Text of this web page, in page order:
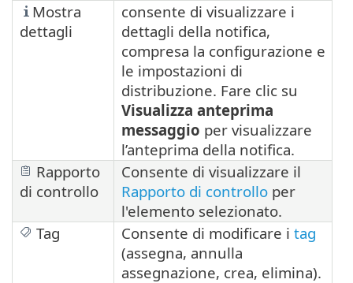
Mostra
dettagli
consente di visualizzare i
dettagli della notifica,
compresa la configurazione e
le impostazioni di
distribuzione. Fare clic su
Visualizza anteprima
messaggio per visualizzare
l’anteprima della notifica.
Rapporto
di controllo
Consente di visualizzare il
Rapporto di controllo per
l'elemento selezionato.
Tag
Consente di modificare i tag
(assegna, annulla
assegnazione, crea, elimina).